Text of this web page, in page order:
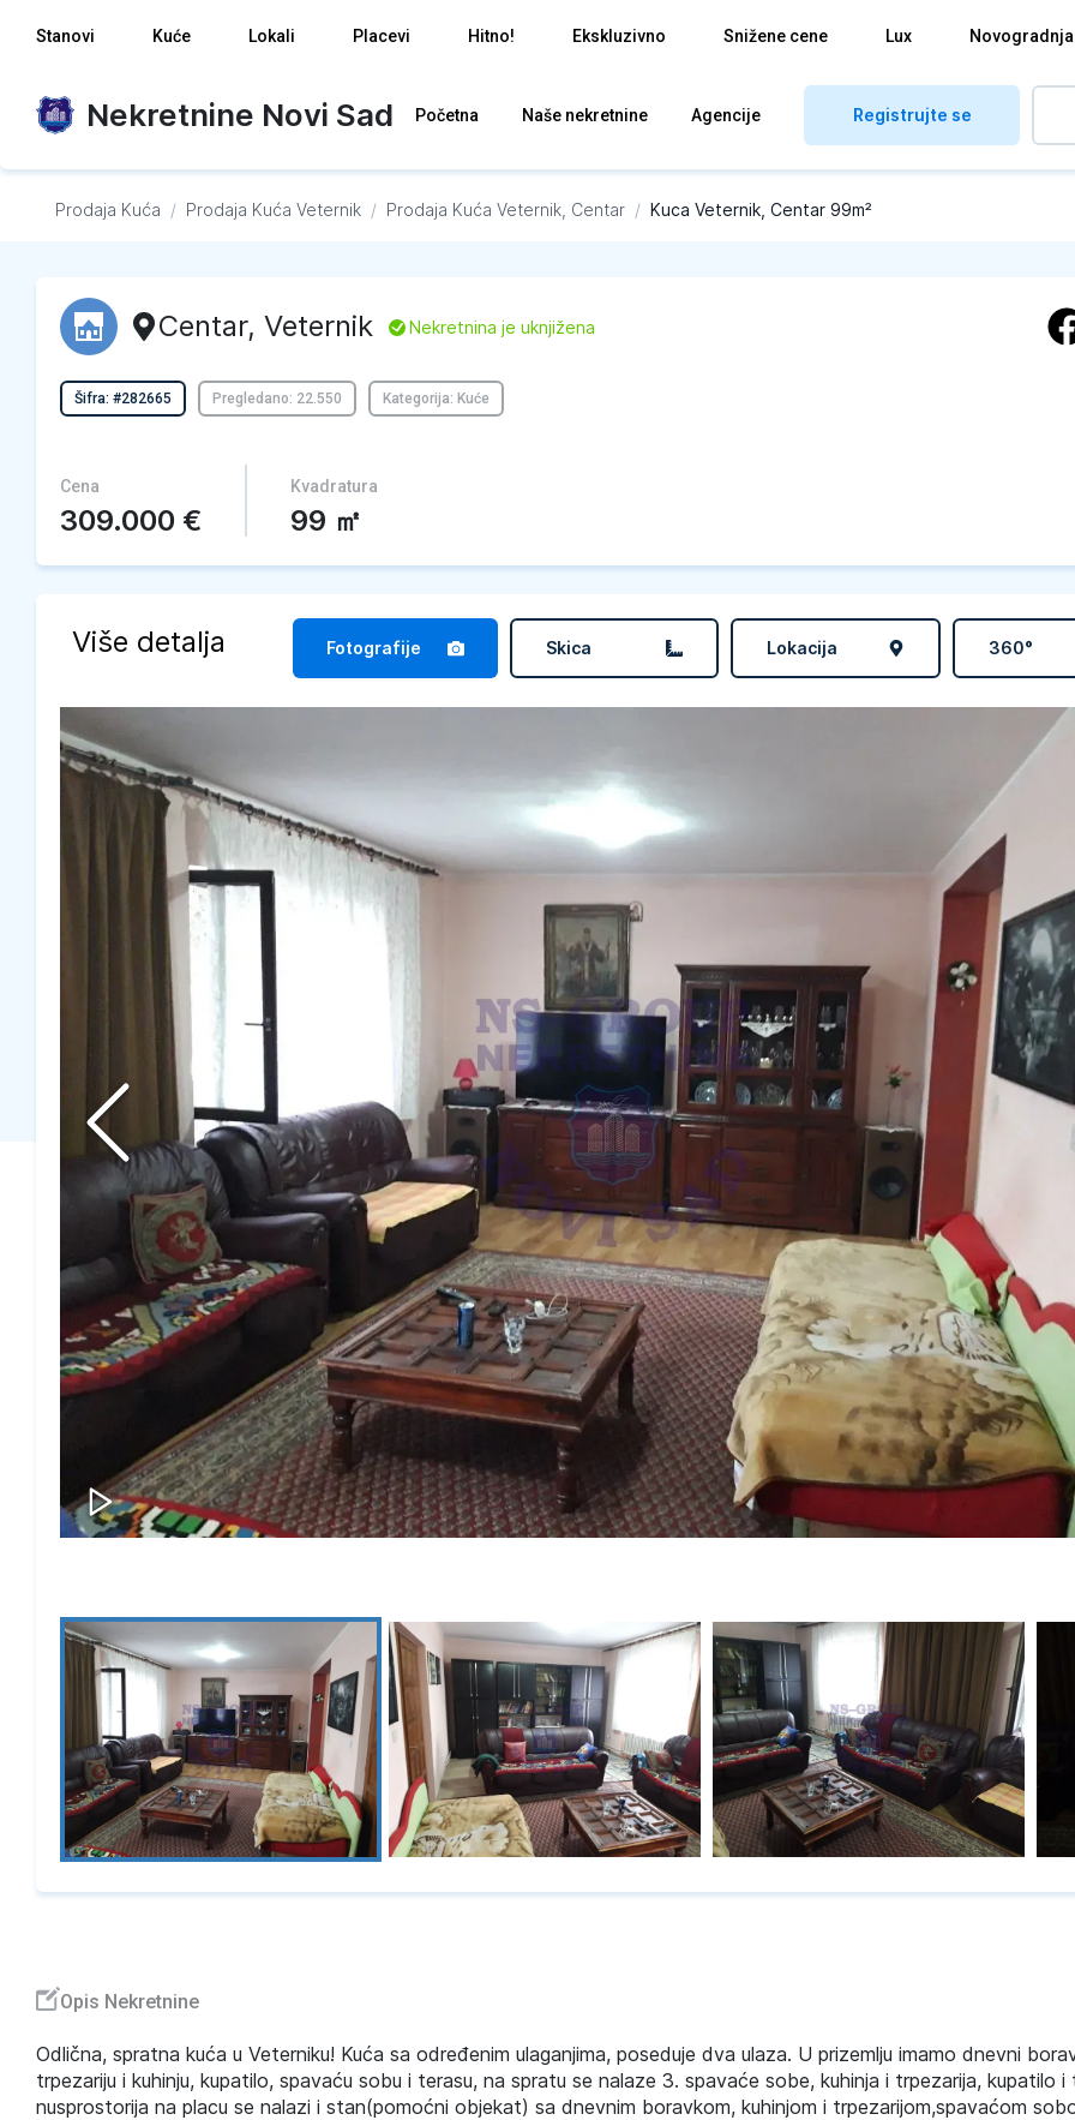
Stanovi Kuće Lokali Placevi Hitno! Ekskluzivno Snižene cene Lux Novogradnja
Nekretnine Novi Sad Početna Naše nekretnine Agencije Registrujte se
Prodaja Kuća / Prodaja Kuća Veternik / Prodaja Kuća Veternik, Centar / Kuca Veternik, Centar 99m²
Centar, Veternik L Nekretnina je uknjižena
Šifra: #282665 Pregledano: 22.550 Kategorija: Kuće
Cena
309.000 €
Kvadratura
99 ㎡
Više detalja Fotografije Skica Lokacija 360°
Opis Nekretnine
Odlična, spratna kuća u Veterniku! Kuća sa određenim ulaganjima, poseduje dva ulaza. U prizemlju imamo dnevni
trpezariju i kuhinju, kupatilo, spavaću sobu i terasu, na spratu se nalaze 3. spavaće sobe, kuhinja i trpezarija, kupatilo
nusprostorija na placu se nalazi i stan(pomoćni objekat) sa dnevnim boravkom, kuhinjom i trpezarijom,spavaćom